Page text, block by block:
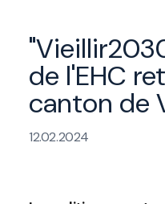
de l'EHC
canton de
12.02.2024